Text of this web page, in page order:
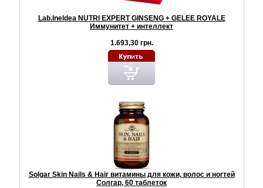
Lab.Ineldea NUTRI EXPERT GINSENG + GELEE ROYALE
Иммунитет + интеллект
1.693,30 грн.
Solgar Skin Nails & Hair витамины для кожи, волос и ногтей
Солгар, 60 таблеток